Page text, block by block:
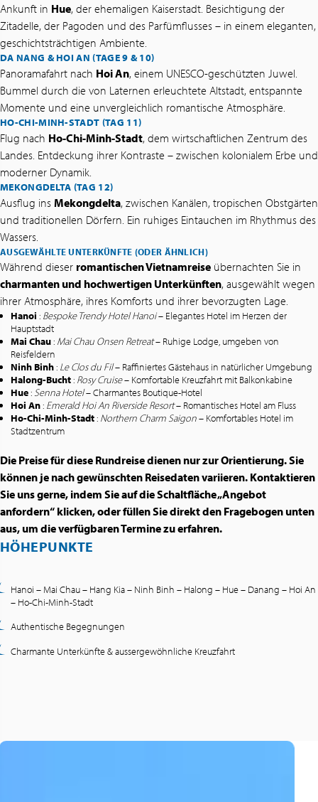
Ankunft in Hue, der ehemaligen Kaiserstadt. Besichtigung der
Zitadelle, der Pagoden und des Parfümflusses – in einem eleganten,
geschichtsträchtigen Ambiente.
DA NANG & HOI AN (TAGE 9 & 10)
Panoramafahrt nach Hoi An, einem UNESCO-geschützten Juwel.
Bummel durch die von Laternen erleuchtete Altstadt, entspannte
Momente und eine unvergleichlich romantische Atmosphäre.
HO-CHI-MINH-STADT (TAG 11)
Flug nach Ho-Chi-Minh-Stadt, dem wirtschaftlichen Zentrum des
Landes. Entdeckung ihrer Kontraste – zwischen kolonialem Erbe und
moderner Dynamik.
MEKONGDELTA (TAG 12)
Ausflug ins Mekongdelta, zwischen Kanälen, tropischen Obstgärten
und traditionellen Dörfern. Ein ruhiges Eintauchen im Rhythmus des
Wassers.
AUSGEWÄHLTE UNTERKÜNFTE (ODER ÄHNLICH)
Während dieser romantischen Vietnamreise übernachten Sie in
charmanten und hochwertigen Unterkünften, ausgewählt wegen
ihrer Atmosphäre, ihres Komforts und ihrer bevorzugten Lage.
Hanoi : Bespoke Trendy Hotel Hanoi– Elegantes Hotel im Herzen der
Hauptstadt
Mai Chau: Mai Chau Onsen Retreat– Ruhige Lodge, umgeben von
Reisfeldern
Ninh Binh: Le Clos du Fil– Raffiniertes Gästehaus in natürlicher Umgebung
Halong-Bucht: Rosy Cruise– Komfortable Kreuzfahrt mit Balkonkabine
Hue: Senna Hotel– Charmantes Boutique-Hotel
Hoi An: Emerald Hoi An Riverside Resort– Romantisches Hotel am Fluss
Ho-Chi-Minh-Stadt: Northern Charm Saigon– Komfortables Hotel im
Stadtzentrum
Die Preise für diese Rundreise dienen nur zur Orientierung. Sie
können je nach gewünschten Reisedaten variieren. Kontaktieren
Sie uns gerne, indem Sie auf die Schaltfläche „Angebot
anfordern“ klicken, oder füllen Sie direkt den Fragebogen unten
aus, um die verfügbaren Termine zu erfahren.
HÖHEPUNKTE
Hanoi – Mai Chau – Hang Kia – Ninh Binh – Halong – Hue – Danang – Hoi An
– Ho-Chi-Minh-Stadt
Authentische Begegnungen
Charmante Unterkünfte & aussergewöhnliche Kreuzfahrt